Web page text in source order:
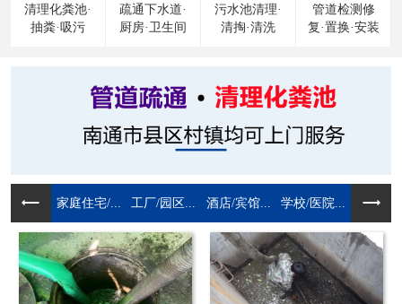
清理化粪池·
抽粪·吸污
疏通下水道·
厨房·卫生间
污水池清理·
清掏·清洗
管道检测修
复·置换·安装
家庭住宅/... 工厂/园区... 酒店/宾馆... 学校/医院...